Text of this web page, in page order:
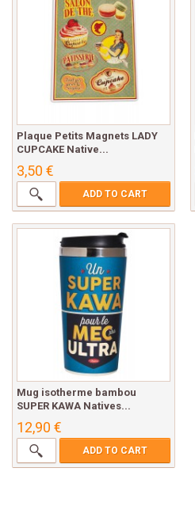
Plaque Petits Magnets LADY
CUPCAKE Native...
3,50 €
ADD TO CART
Mug isotherme bambou
SUPER KAWA Natives...
12,90 €
ADD TO CART